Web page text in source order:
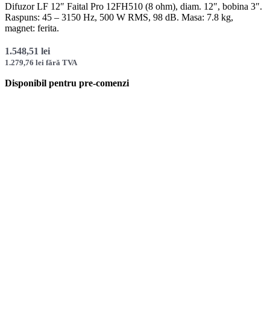
Difuzor LF 12″ Faital Pro 12FH510 (8 ohm), diam. 12″, bobina 3″.
Raspuns: 45 – 3150 Hz, 500 W RMS, 98 dB. Masa: 7.8 kg,
magnet: ferita.
1.548,51 lei
1.279,76 lei fără TVA
Disponibil pentru pre-comenzi